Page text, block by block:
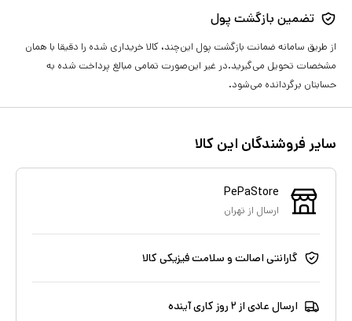
تضمین بازگشت پول
از طریق سامانه ضمانت بازگشت پول این‌چند، کالا خریداری شده را دقیقا با همان
مشخصات تحویل می‌گیرید.در غیر این‌صورت تمامی مبالغ پرداخت شده به
حسابتان برگردانده می‌شود.
سایر فروشندگان این کالا
PePaStore
ارسال از تهران
گارانتی اصالت و سلامت فیزیکی کالا
ارسال عادی از ۲ روز کاری آینده